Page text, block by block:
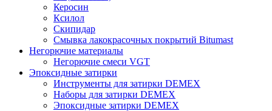
Керосин
Ксилол
Скипидар
Смывка лакокрасочных покрытий Bitumast
Негорючие материалы
Негорючие смеси VGT
Эпоксидные затирки
Инструменты для затирки DEMEX
Наборы для затирки DEMEX
Эпоксидные затирки DEMEX